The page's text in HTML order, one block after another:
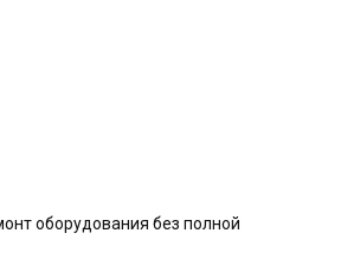
оборудования без полной